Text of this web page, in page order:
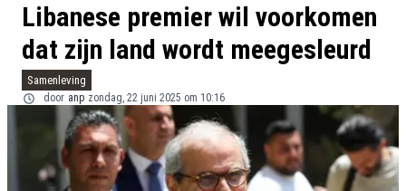
Libanese premier wil voorkomen
dat zijn land wordt meegesleurd
Samenleving
door anp zondag, 22 juni 2025 om 10:16